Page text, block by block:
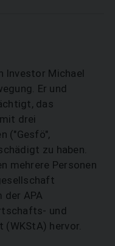
Investor Michael
Er und
das
drei
("Gesfö",
zu haben.
mehrere Personen
der APA
und
hervor.